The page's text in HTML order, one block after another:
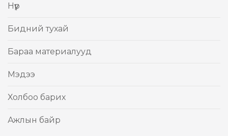
Нүүр
Бидний тухай
Бараа материалууд
Mэдээ
Холбоо барих
Ажлын байр